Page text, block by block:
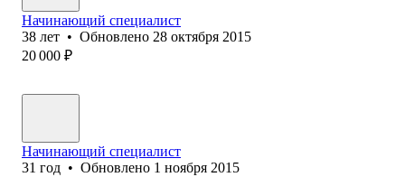
Начинающий специалист
38 лет • Обновлено 28 октября 2015
20 000 ₽
Начинающий специалист
31 год • Обновлено 1 ноября 2015